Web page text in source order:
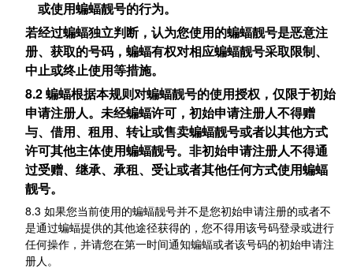
或使用蝙蝠靓号的行为。
若经过蝙蝠独立判断，认为您使用的蝙蝠靓号是恶意注
册、获取的号码，蝙蝠有权对相应蝙蝠靓号采取限制、
中止或终止使用等措施。
8.2 蝙蝠根据本规则对蝙蝠靓号的使用授权，仅限于初始
申请注册人。未经蝙蝠许可，初始申请注册人不得赠
与、借用、租用、转让或售卖蝙蝠靓号或者以其他方式
许可其他主体使用蝙蝠靓号。非初始申请注册人不得通
过受赠、继承、承租、受让或者其他任何方式使用蝙蝠
靓号。
8.3 如果您当前使用的蝙蝠靓号并不是您初始申请注册的或者不
是通过蝙蝠提供的其他途径获得的，您不得用该号码登录或进行
任何操作，并请您在第一时间通知蝙蝠或者该号码的初始申请注
册人。